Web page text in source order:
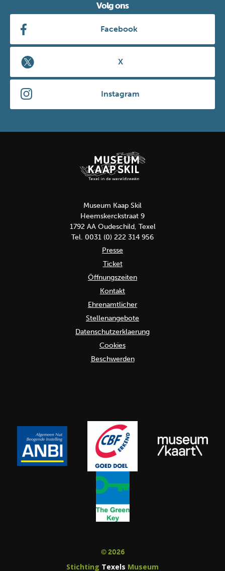
Volg ons
Facebook
X
Instagram
Museum Kaap Skil
Heemskerckstraat 9
1792 AA Oudeschild, Texel
Tel. 0031 (0) 222 314 956
Presse
Ticket
Öffnungszeiten
Kontakt
Ehrenamtlicher
Stellenangebote
Datenschutzerklaerung
Cookies
Beschwerden
© 2026
Stichting Texels Museum